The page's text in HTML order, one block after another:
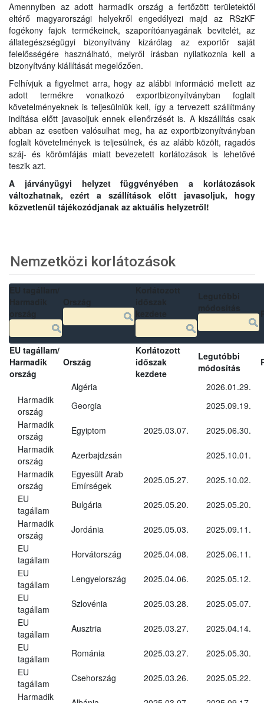
Amennyiben az adott harmadik ország a fertőzött területektől
eltérő magyarországi helyekről engedélyezi majd az RSzKF
fogékony fajok termékeinek, szaporítóanyagának bevitelét, az
állategészségügyi bizonyítvány kizárólag az exportőr saját
felelősségére használható, melyről írásban nyilatkoznia kell a
bizonyítvány kiállítását megelőzően.
Felhívjuk a figyelmet arra, hogy az alábbi információ mellett az
adott termékre vonatkozó exportbizonyítványban foglalt
követelményeknek is teljesülniük kell, így a tervezett szállítmány
indítása előtt javasoljuk ennek ellenőrzését is. A kiszállítás csak
abban az esetben valósulhat meg, ha az exportbizonyítványban
foglalt követelmények is teljesülnek, és az alább közölt, ragadós
száj- és körömfájás miatt bevezetett korlátozások is lehetővé
teszik azt.
A járványügyi helyzet függvényében a korlátozások
változhatnak, ezért a szállítások előtt javasoljuk, hogy
közvetlenül tájékozódjanak az aktuális helyzetről!
Nemzetközi korlátozások
EU tagállam/
Harmadik
ország
Ország
Korlátozott
időszak
kezdete
Legutóbbi
módosítás
Algéria
2026.01.29.
Harmadik
ország
Georgia
2025.09.19.
Harmadik
ország
Egyiptom 2025.03.07.
2025.06.30.
Harmadik
ország
Azerbajdzsán
2025.10.01.
Harmadik
ország
Egyesült Arab
Emírségek
2025.05.27.
2025.10.02.
EU
tagállam
Bulgária 2025.05.20.
2025.05.20.
Harmadik
ország
Jordánia 2025.05.03.
2025.09.11.
EU
tagállam
Horvátország 2025.04.08.
2025.06.11.
EU
tagállam
Lengyelország 2025.04.06.
2025.05.12.
EU
tagállam
Szlovénia 2025.03.28.
2025.05.07.
EU
tagállam
Ausztria 2025.03.27.
2025.04.14.
EU
tagállam
Románia 2025.03.27.
2025.05.30.
EU
tagállam
Csehország 2025.03.26.
2025.05.22.
Harmadik